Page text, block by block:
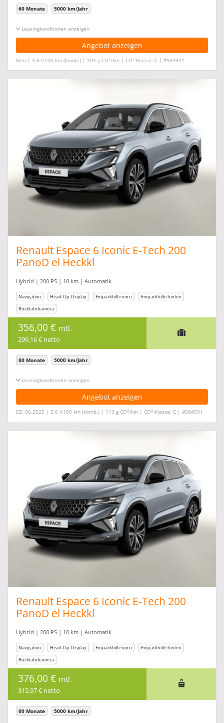
60 Monate 5000 km/Jahr
Leasingkonditionen ein-/ausblenden
Angebot anzeigen
Neu | 4,6 l/100 km (komb.) | 104 g CO2/km | CO2-Klasse: C | #584941
Renault Espace 6 Iconic E-Tech 200
PanoD el Heckkl
Hybrid | 200 PS | 10 km | Automatik
Navigation Head-Up-Display Einparkhilfe vorn
Einparkhilfe hinten
Rückfahrkamera
356,00 € mtl.
299,16 € netto
60 Monate 5000 km/Jahr
Leasingkonditionen ein-/ausblenden
Angebot anzeigen
EZ: 06.2025 | 5,0 l/100 km (komb.) | 113 g CO2/km | CO2-Klasse: C | #584591
Renault Espace 6 Iconic E-Tech 200
PanoD el Heckkl
Hybrid | 200 PS | 10 km | Automatik
Navigation Head-Up-Display Einparkhilfe vorn
Einparkhilfe hinten
Rückfahrkamera
376,00 € mtl.
315,97 € netto
60 Monate 5000 km/Jahr